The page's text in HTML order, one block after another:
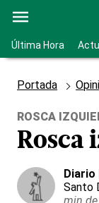
Última Hora
Portada
ROSCA
Rosca
Diario
Santo